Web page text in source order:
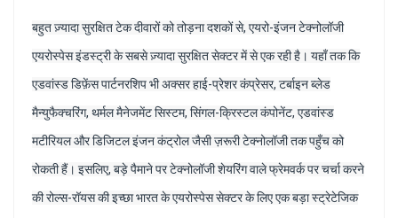
बहुत ज़्यादा सुरक्षित टेक दीवारों को तोड़ना दशकों से, एयरो-इंजन टेक्नोलॉजी
एयरोस्पेस इंडस्ट्री के सबसे ज़्यादा सुरक्षित सेक्टर में से एक रही है। यहाँ तक कि
एडवांस्ड डिफ़ेंस पार्टनरशिप भी अक्सर हाई-प्रेशर कंप्रेसर, टर्बाइन ब्लेड
मैन्युफैक्चरिंग, थर्मल मैनेजमेंट सिस्टम, सिंगल-क्रिस्टल कंपोनेंट, एडवांस्ड
मटीरियल और डिजिटल इंजन कंट्रोल जैसी ज़रूरी टेक्नोलॉजी तक पहुँच को
रोकती हैं। इसलिए, बड़े पैमाने पर टेक्नोलॉजी शेयरिंग वाले फ्रेमवर्क पर चर्चा करने
की रोल्स-रॉयस की इच्छा भारत के एयरोस्पेस सेक्टर के लिए एक बड़ा स्ट्रेटेजिक